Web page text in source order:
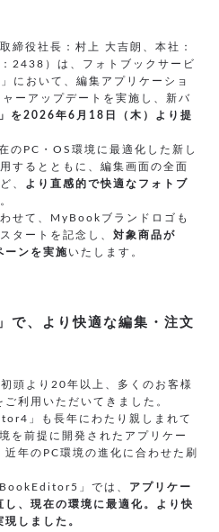
締役社長：村上 大吉朗、本社：
2438）は、フォトブックサービ
において、編集アプリケーショ
ーアップデートを実施し、新バ
を2026年6月18日（木）より提
PC・OS環境に最適化した新し
するとともに、編集画面の全面
、
より直感的で快適なフォトブ
せて、MyBookブランドロゴも
タートを記念し、対象商品が
ーンを実施いたします。
、より快適な編集・注文
頭より20年以上、多くのお客様
利用いただいてきました。
」も長年にわたり親しまれて
を前提に開発されたアプリケー
年のPC環境の進化に合わせた刷
」では、 アプリケー
し、現在の環境に最適化。より快
しました。